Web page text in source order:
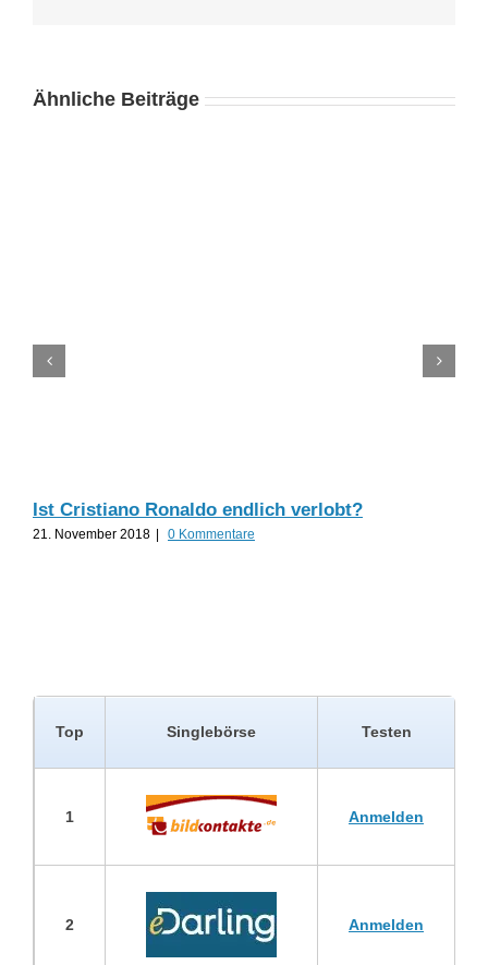
Ähnliche Beiträge
Ist Cristiano Ronaldo endlich verlobt?
21. November 2018 | 0 Kommentare
Top Singlebörse Testen
1 Anmelden
2 Anmelden